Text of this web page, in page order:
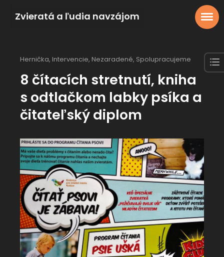
Zvieratá a ľudia navzájom
Hernička, Intervencie, Nezaradené, Spolupracujeme
8 čítacích stretnutí, kniha
s odtlačkom labky psíka a
čitateľský diplom